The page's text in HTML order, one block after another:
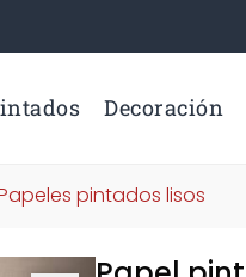
Decoración
pintados lisos